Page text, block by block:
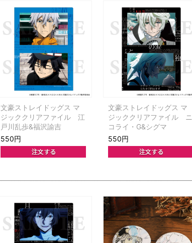
文豪ストレイドッグス マ
ジッククリアファイル 江
戸川乱歩&福沢諭吉
550円
文豪ストレイドッグス マ
ジッククリアファイル ニ
コライ・G&シグマ
550円